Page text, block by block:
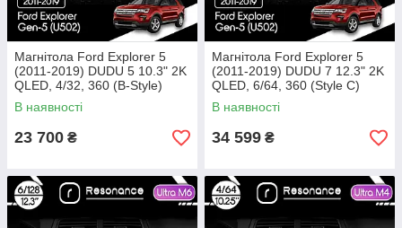
Магнітола Ford Explorer 5
(2011-2019) DUDU 5 10.3" 2K
QLED, 4/32, 360 (B-Style)
В наявності
23 700 ₴
Магнітола Ford Explorer 5
(2011-2019) DUDU 7 12.3" 2K
QLED, 6/64, 360 (Style C)
В наявності
34 599 ₴